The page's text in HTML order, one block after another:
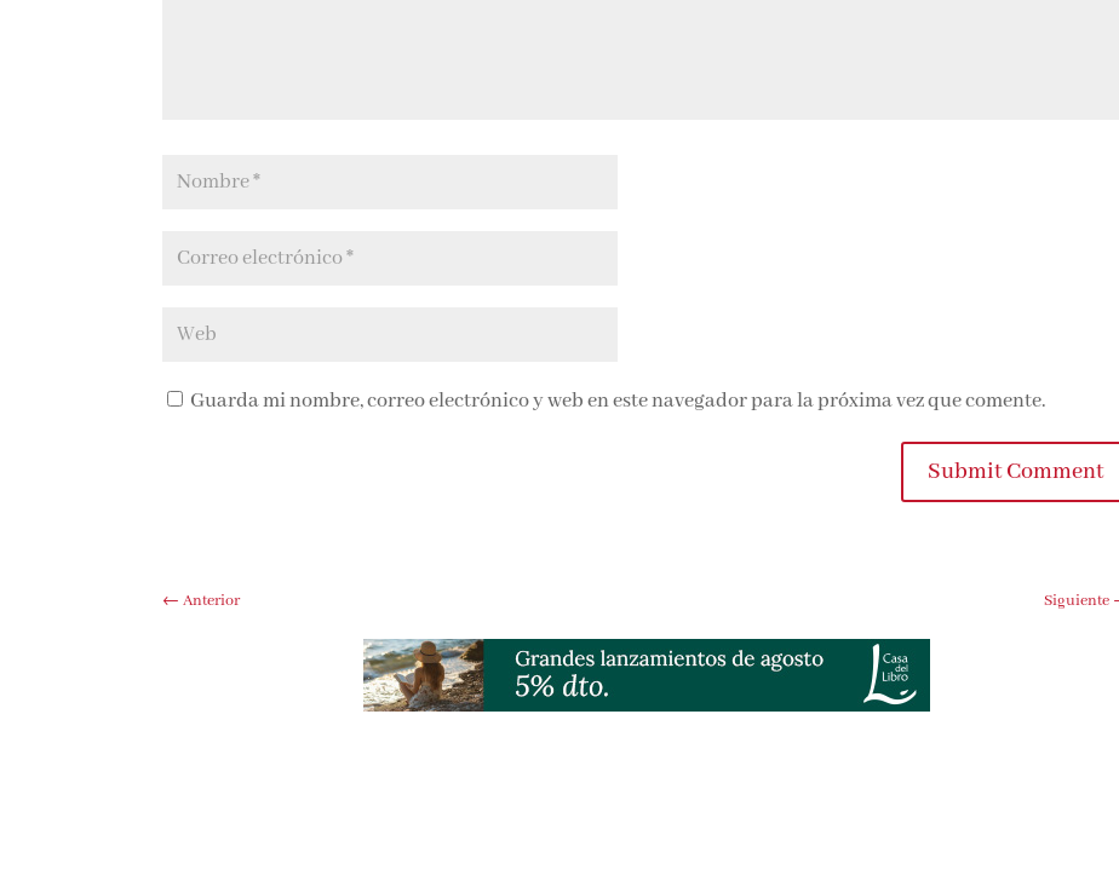
Guarda mi nombre, correo electrónico y web en este navegador para la próxima vez que comente.
Submit Comment
← Anterior Siguiente→